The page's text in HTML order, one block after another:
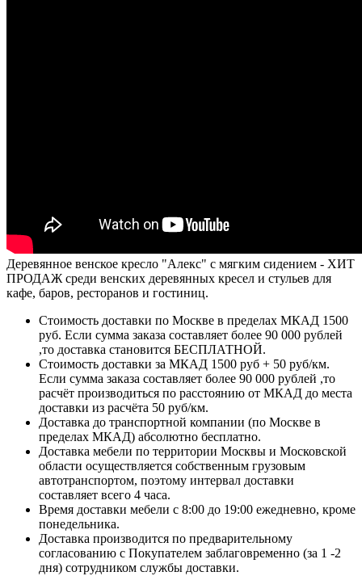
Деревянное венское кресло "Алекс" с мягким сидением - ХИТ
ПРОДАЖ среди венских деревянных кресел и стульев для
кафе, баров, ресторанов и гостиниц.
Стоимость доставки по Москве в пределах МКАД 1500
руб. Если сумма заказа составляет более 90 000 рублей
,то доставка становится БЕСПЛАТНОЙ.
Стоимость доставки за МКАД 1500 руб + 50 руб/км.
Если сумма заказа составляет более 90 000 рублей ,то
расчёт производиться по расстоянию от МКАД до места
доставки из расчёта 50 руб/км.
Доставка до транспортной компании (по Москве в
пределах МКАД) абсолютно бесплатно.
Доставка мебели по территории Москвы и Московской
области осуществляется собственным грузовым
автотранспортом, поэтому интервал доставки
составляет всего 4 часа.
Время доставки мебели с 8:00 до 19:00 ежедневно, кроме
понедельника.
Доставка производится по предварительному
согласованию с Покупателем заблаговременно (за 1 -2
дня) сотрудником службы доставки.